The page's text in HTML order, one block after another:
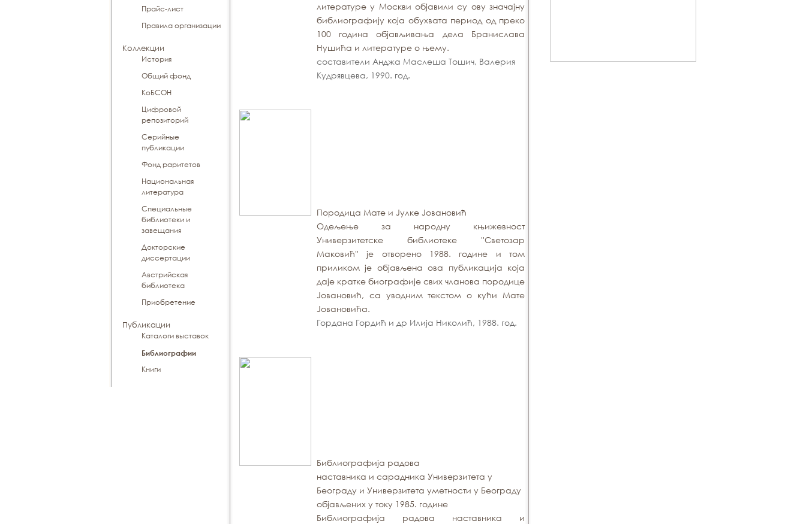
Прайс-лист
Правила организации
Коллекции
История
Общий фонд
КоБСОН
Цифровой
репозиторий
Серийные
публикации
Фонд раритетов
Национальная
литература
Специальные
библиотеки и
завещания
Докторские
диссертации
Австрийская
библиотека
Приобретение
Публикации
Каталоги выставок
Библиографии
Книги
литературе у Москви објавили су ову значајну
библиографију која обухвата период од преко
100 година објављивања дела Бранислава
Нушића и литературе о њему.
составители Анджа Маслеша Тошич, Валерия
Кудрявцева, 1990. год.
Породица Мате и Јулке Јовановић
Одељење за народну књижевност
Универзитетске библиотеке ''Светозар
Маковић'' је отворено 1988. године и том
приликом је објављена ова публикација која
даје кратке биографије свих чланова породице
Јовановић, са уводним текстом о кући Мате
Јовановића.
Гордана Гордић и др Илија Николић, 1988. год.
Библиографија радова
наставника и сарадника Универзитета у
Београду и Универзитета уметности у Београду
објављених у току 1985. године
Библиографија радова наставника и